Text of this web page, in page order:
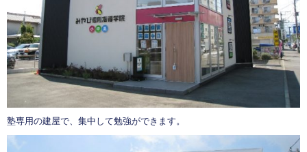
塾専用の建屋で、集中して勉強ができます。